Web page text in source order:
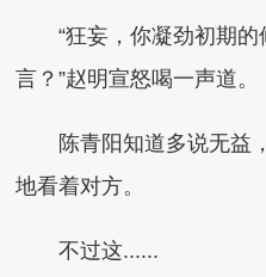
“狂妄，你凝劲初期
言？”赵明宣怒喝一声道。
陈青阳知道多说无益
地看着对方。
不过这......